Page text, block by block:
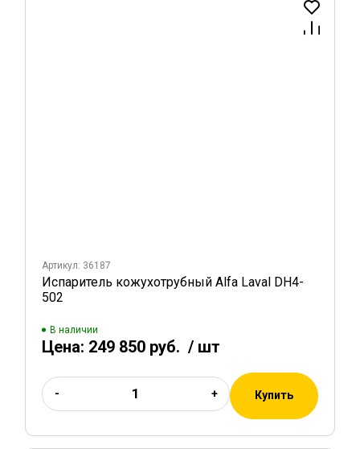
Артикул: 36187
Испаритель кожухотрубный Alfa Laval DH4-
502
В наличии
Цена: 249 850 руб. / шт
- + Купить